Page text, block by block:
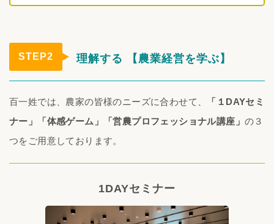
STEP2 理解する 【農業経営を学ぶ】
百一姓では、農家の皆様のニーズに合わせて、
「１DAYセミ
ナー」「体感ゲーム」「営農プロフェッショナル講座」 の３
つをご用意しております。
1DAYセミナー